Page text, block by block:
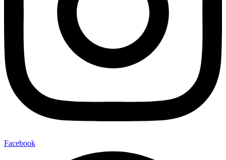
Facebook